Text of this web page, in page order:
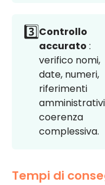
3️⃣Controllo
accurato :
verifico nomi,
date, numeri,
riferimenti
coerenza
complessiva.
Tempi di